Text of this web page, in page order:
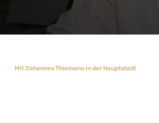
Mit Johannes Thiemann in der Hauptstadt